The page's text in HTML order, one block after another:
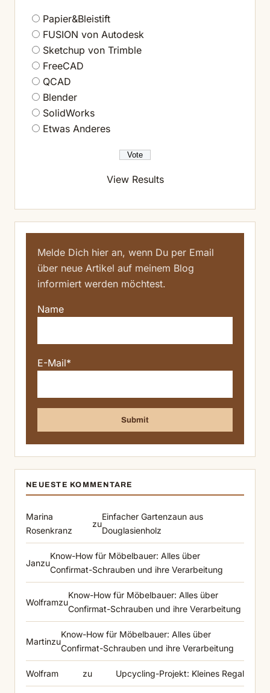
Papier&Bleistift
FUSION von Autodesk
Sketchup von Trimble
FreeCAD
QCAD
Blender
SolidWorks
Etwas Anderes
View Results
Melde Dich hier an, wenn Du per Email
über neue Artikel auf meinem Blog
informiert werden möchtest.
Name
E-Mail*
NEUESTE KOMMENTARE
Marina
Rosenkranz
zu
Einfacher Gartenzaun aus
Douglasienholz
Janzu
Know-How für Möbelbauer: Alles über
Confirmat-Schrauben und ihre Verarbeitung
Wolframzu
Know-How für Möbelbauer: Alles über
Confirmat-Schrauben und ihre Verarbeitung
Martinzu
Know-How für Möbelbauer: Alles über
Confirmat-Schrauben und ihre Verarbeitung
Wolfram zu Upcycling-Projekt: Kleines Regal